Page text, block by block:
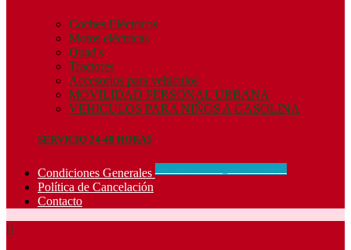
Coches Eléctricos
Motos eléctricas
Quad's
Tractores
Accesorios para vehículos
MOVILIDAD PERSONAL URBANA
VEHICULOS PARA NIÑOS A GASOLINA
SERVICIO 24-48 HORAS
Condiciones Generales
Política de Cancelación
Contacto
